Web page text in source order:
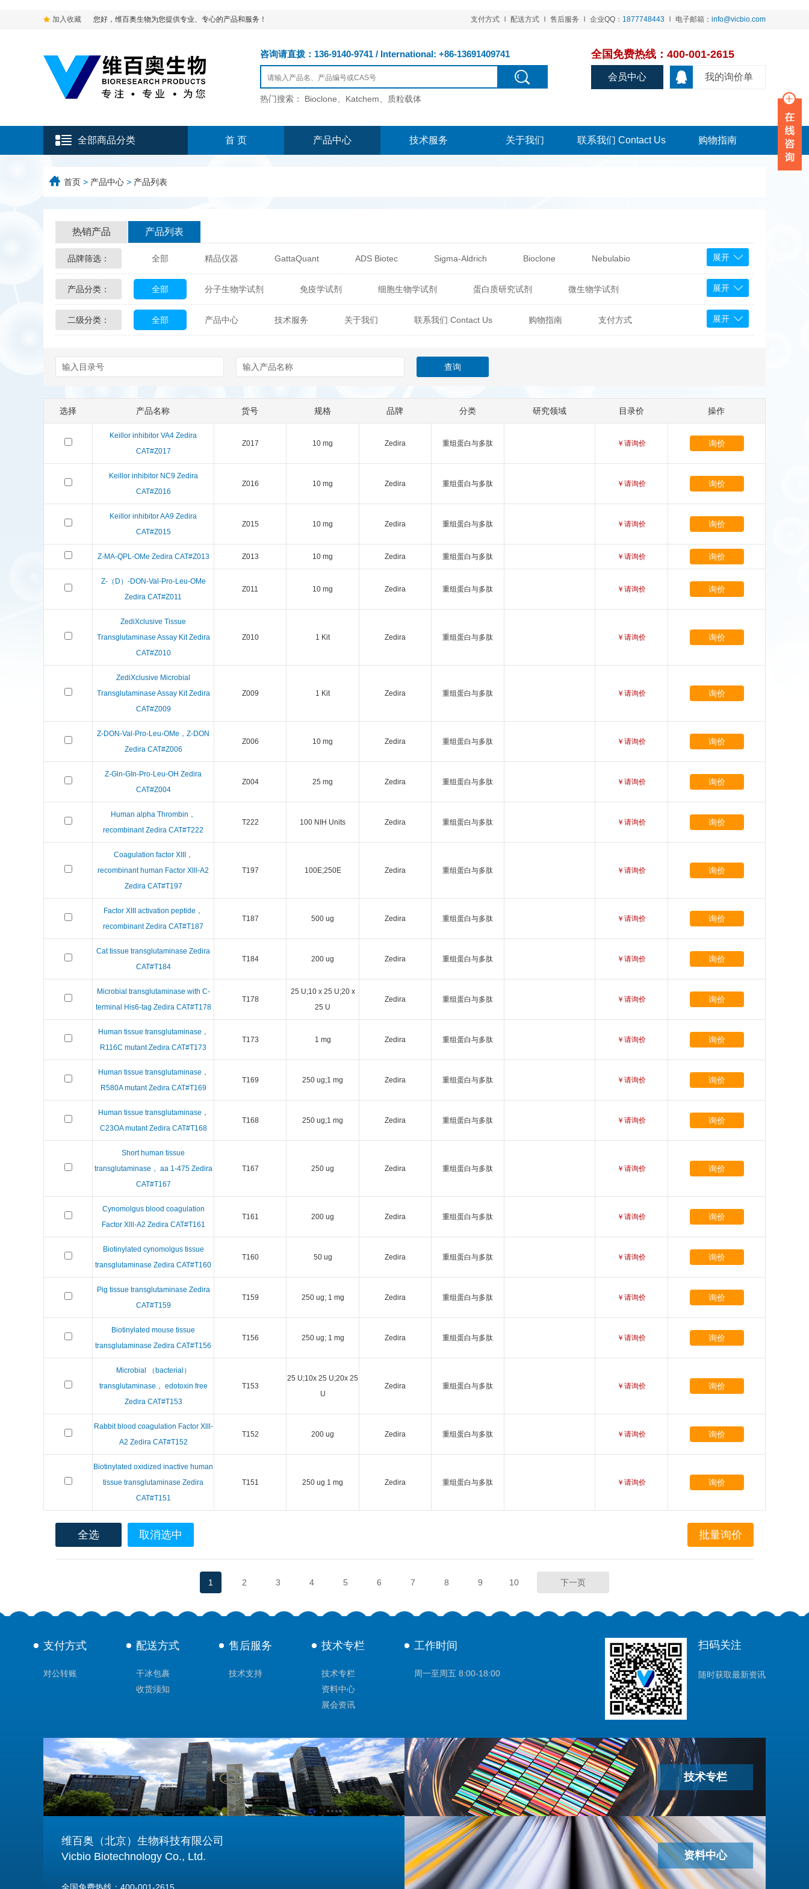
加入收藏 您好，维百奥生物为您提供专业、专心的产品和服务！ 支付方式 配送方式 售后服务 企业QQ： 1877748443 电子邮箱： info@vicbio.com
咨询请直拨：136-9140-9741 / International: +86-13691409741
热门搜索： Bioclone、Katchem、质粒载体
全国免费热线：400-001-2615
我的询价单
会员中心
全部商品分类 首 页 产品中心 技术服务 关于我们 联系我们 Contact Us 购物指南
首页 > 产品中心 > 产品列表
热销产品 产品列表
品牌筛选： 全部 精品仪器 GattaQuant ADS Biotec Sigma-Aldrich Bioclone Nebulabio
Glycon Biochem Sterlitech 热销产品 辰辉创聚生物® (Nebulabio) BPS Bioscience
Echelon Biosciences Verichem Laboratories Vicbio Biotech Click Chemistry Tools Bioassay Systems
Biotez Berlin Diametra ChemPep Eagle Biosciences Cytodiagnostics
Berry & Associates Hybrid Plastics Milenia Biotec Sunrise Science
LGC Maine Standards
展开
产品分类： 全部 分子生物学试剂 免疫学试剂 细胞生物学试剂 蛋白质研究试剂 微生物学试剂
化学及生物化学试剂 材料学试剂 仪器及设备 耗材及常用物品 其他产品
展开
二级分类： 全部 产品中心 技术服务 关于我们 联系我们 Contact Us 购物指南 支付方式 展开
选择 产品名称 货号 规格 品牌 分类 研究领域 目录价 操作
Keillor inhibitor VA4 Zedira
CAT#Z017
Z017 10 mg Zedira 重组蛋白与多肽 ￥请询价 询价
Keillor inhibitor NC9 Zedira
CAT#Z016
Z016 10 mg Zedira 重组蛋白与多肽 ￥请询价 询价
Keillor inhibitor AA9 Zedira
CAT#Z015
Z015 10 mg Zedira 重组蛋白与多肽 ￥请询价 询价
Z-MA-QPL-OMe Zedira CAT#Z013 Z013 10 mg Zedira 重组蛋白与多肽 ￥请询价 询价
Z-（D）-DON-Val-Pro-Leu-OMe
Zedira CAT#Z011
Z011 10 mg Zedira 重组蛋白与多肽 ￥请询价 询价
ZediXclusive Tissue
Transglutaminase Assay Kit Zedira
CAT#Z010
Z010 1 Kit Zedira 重组蛋白与多肽 ￥请询价 询价
ZediXclusive Microbial
Transglutaminase Assay Kit Zedira
CAT#Z009
Z009 1 Kit Zedira 重组蛋白与多肽 ￥请询价 询价
Z-DON-Val-Pro-Leu-OMe，Z-DON
Zedira CAT#Z006
Z006 10 mg Zedira 重组蛋白与多肽 ￥请询价 询价
Z-Gln-GIn-Pro-Leu-OH Zedira
CAT#Z004
Z004 25 mg Zedira 重组蛋白与多肽 ￥请询价 询价
Human alpha Thrombin，
recombinant Zedira CAT#T222
T222 100 NIH Units Zedira 重组蛋白与多肽 ￥请询价 询价
Coagulation factor XIII，
recombinant human Factor Xlll-A2
Zedira CAT#T197
T197 100E;250E Zedira 重组蛋白与多肽 ￥请询价 询价
Factor XIII activation peptide，
recombinant Zedira CAT#T187
T187 500 ug Zedira 重组蛋白与多肽 ￥请询价 询价
Cat tissue transglutaminase Zedira
CAT#T184
T184 200 ug Zedira 重组蛋白与多肽 ￥请询价 询价
Microbial transglutaminase with C-
terminal His6-tag Zedira CAT#T178
T178
25 U;10 x 25 U;20 x
25 U
Zedira 重组蛋白与多肽 ￥请询价 询价
Human tissue transglutaminase，
R116C mutant Zedira CAT#T173
T173 1 mg Zedira 重组蛋白与多肽 ￥请询价 询价
Human tissue transglutaminase，
R580A mutant Zedira CAT#T169
T169 250 ug;1 mg Zedira 重组蛋白与多肽 ￥请询价 询价
Human tissue transglutaminase，
C23OA mutant Zedira CAT#T168
T168 250 ug;1 mg Zedira 重组蛋白与多肽 ￥请询价 询价
Short human tissue
transglutaminase， aa 1-475 Zedira
CAT#T167
T167 250 ug Zedira 重组蛋白与多肽 ￥请询价 询价
Cynomolgus blood coagulation
Factor Xlll-A2 Zedira CAT#T161
T161 200 ug Zedira 重组蛋白与多肽 ￥请询价 询价
Biotinylated cynomolgus tissue
transglutaminase Zedira CAT#T160
T160 50 ug Zedira 重组蛋白与多肽 ￥请询价 询价
Pig tissue transglutaminase Zedira
CAT#T159
T159 250 ug; 1 mg Zedira 重组蛋白与多肽 ￥请询价 询价
Biotinylated mouse tissue
transglutaminase Zedira CAT#T156
T156 250 ug; 1 mg Zedira 重组蛋白与多肽 ￥请询价 询价
Microbial （bacterial）
transglutaminase， edotoxin free
Zedira CAT#T153
T153
25 U;10x 25 U;20x 25
U
Zedira 重组蛋白与多肽 ￥请询价 询价
Rabbit blood coagulation Factor Xlll-
A2 Zedira CAT#T152
T152 200 ug Zedira 重组蛋白与多肽 ￥请询价 询价
Biotinylated oxidized inactive human
tissue transglutaminase Zedira
CAT#T151
T151 250 ug 1 mg Zedira 重组蛋白与多肽 ￥请询价 询价
全选 取消选中
1 2 3 4 5 6 7 8 9 10 下一页
支付方式
对公转账
配送方式
干冰包裹
收货须知
售后服务
技术支持
技术专栏
技术专栏
资料中心
展会资讯
工作时间
周一至周五 8:00-18:00
扫码关注
随时获取最新资讯
维百奥（北京）生物科技有限公司
Vicbio Biotechnology Co., Ltd.
技术专栏
资料中心